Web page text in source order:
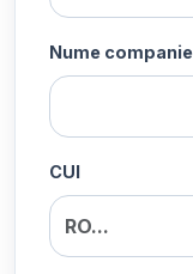
Nume companie
CUI